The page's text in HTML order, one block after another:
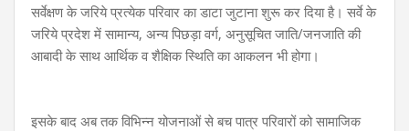
सर्वेक्षण के जरिये प्रत्येक परिवार का डाटा जुटाना शुरू कर दिया है। सर्वे के
जरिये प्रदेश में सामान्य, अन्य पिछड़ा वर्ग, अनुसूचित जाति/जनजाति की
आबादी के साथ आर्थिक व शैक्षिक स्थिति का आकलन भी होगा।
इसके बाद अब तक विभिन्न योजनाओं से बच पात्र परिवारों को सामाजिक